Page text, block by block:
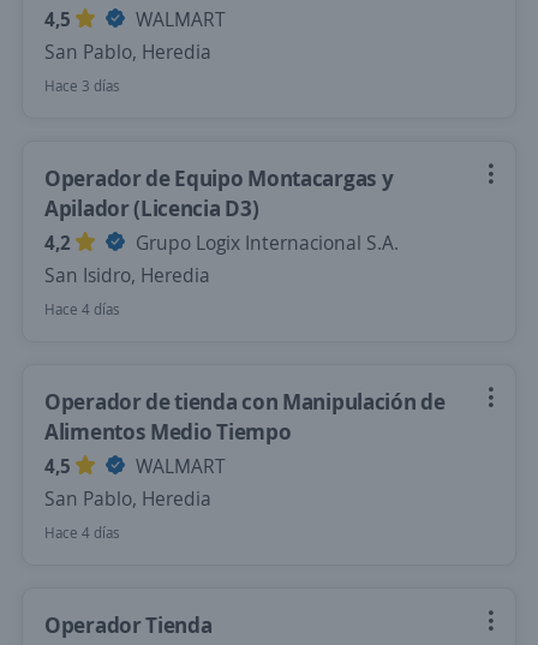
4,5
WALMART
San Pablo, Heredia
Hace 3 días
Operador de Equipo Montacargas y
Apilador (Licencia D3)
4,2
Grupo Logix Internacional S.A.
San Isidro, Heredia
Hace 4 días
Operador de tienda con Manipulación de
Alimentos Medio Tiempo
4,5
WALMART
San Pablo, Heredia
Hace 4 días
Operador Tienda